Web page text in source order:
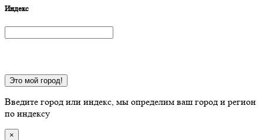
Индекс
Это мой город!
Введите город или индекс, мы определим ваш город и регион
по индексу
×